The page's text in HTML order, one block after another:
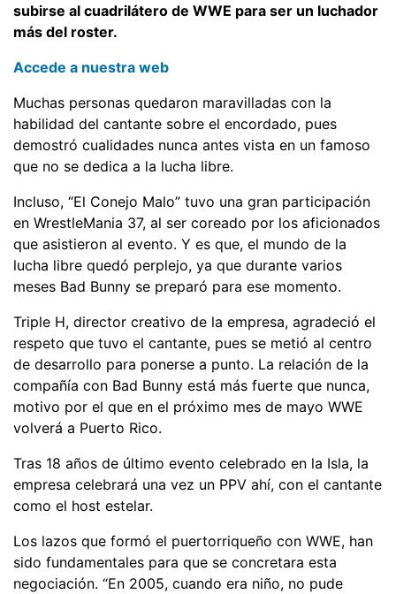
subirse al cuadrilátero de WWE para ser un luchador
más del roster.
Accede a nuestra web
Muchas personas quedaron maravilladas con la
habilidad del cantante sobre el encordado, pues
demostró cualidades nunca antes vista en un famoso
que no se dedica a la lucha libre.
Incluso, “El Conejo Malo” tuvo una gran participación
en WrestleMania 37, al ser coreado por los aficionados
que asistieron al evento. Y es que, el mundo de la
lucha libre quedó perplejo, ya que durante varios
meses Bad Bunny se preparó para ese momento.
Triple H, director creativo de la empresa, agradeció el
respeto que tuvo el cantante, pues se metió al centro
de desarrollo para ponerse a punto. La relación de la
compañía con Bad Bunny está más fuerte que nunca,
motivo por el que en el próximo mes de mayo WWE
volverá a Puerto Rico.
Tras 18 años de último evento celebrado en la Isla, la
empresa celebrará una vez un PPV ahí, con el cantante
como el host estelar.
Los lazos que formó el puertorriqueño con WWE, han
sido fundamentales para que se concretara esta
negociación. “En 2005, cuando era niño, no pude